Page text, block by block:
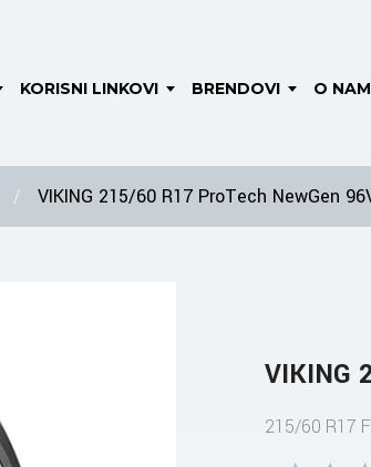
KORISNI LINKOVI BRENDOVI O
VIKING 215/60 R17 ProTech NewGen
VIKING
215/60 R17